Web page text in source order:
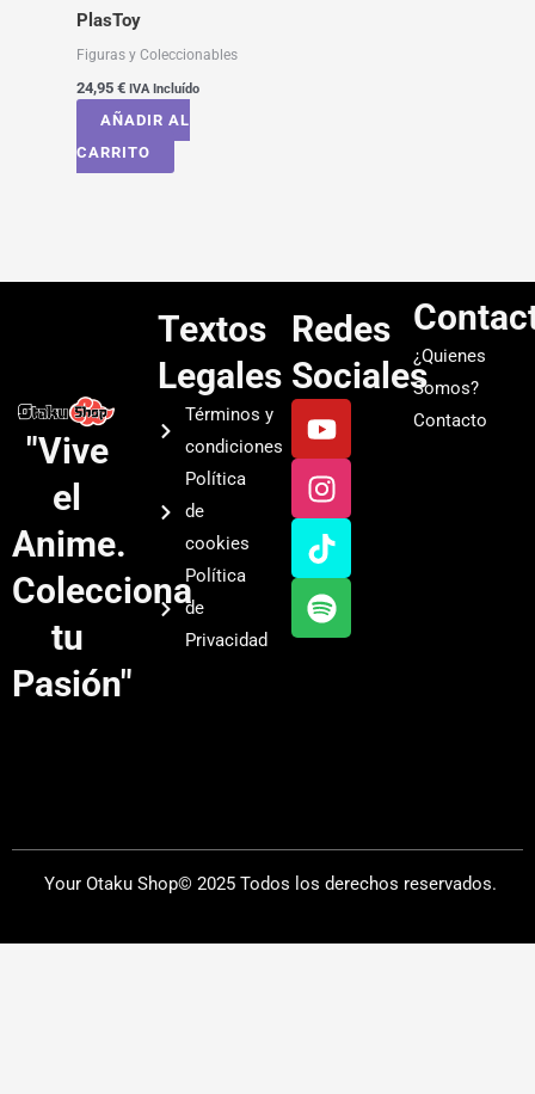
PlasToy
Figuras y Coleccionables
24,95 € IVA Incluído
AÑADIR AL
CARRITO
"Vive
el
Anime.
Colecciona
tu
Pasión"
Textos
Legales
Términos y
condiciones
Política
de
cookies
Política
de
Privacidad
Redes
Sociales
Y
o
u
t
u
b
e
I
n
s
t
a
g
r
a
T
i
k
t
o
k
S
p
o
t
i
f
y
¿Quienes
Somos?
Contacto
Your Otaku Shop© 2025 Todos los derechos reservados.